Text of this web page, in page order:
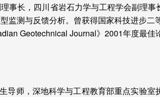
事长，四川省岩石力学与工程学会副理
监测与反馈分析。曾获得国家科技进步二
Geotechnical Journal》 2001年度最佳
导师，深地科学与工程教育部重点实验